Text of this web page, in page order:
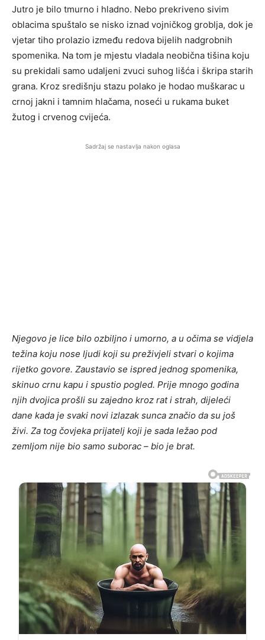
Jutro je bilo tmurno i hladno. Nebo prekriveno sivim
oblacima spuštalo se nisko iznad vojničkog groblja, dok je
vjetar tiho prolazio između redova bijelih nadgrobnih
spomenika. Na tom je mjestu vladala neobična tišina koju
su prekidali samo udaljeni zvuci suhog lišća i škripa starih
grana. Kroz središnju stazu polako je hodao muškarac u
crnoj jakni i tamnim hlačama, noseći u rukama buket
žutog i crvenog cvijeća.
Sadržaj se nastavlja nakon oglasa
Njegovo je lice bilo ozbiljno i umorno, a u očima se vidjela
težina koju nose ljudi koji su preživjeli stvari o kojima
rijetko govore. Zaustavio se ispred jednog spomenika,
skinuo crnu kapu i spustio pogled. Prije mnogo godina
njih dvojica prošli su zajedno kroz rat i strah, dijeleći
dane kada je svaki novi izlazak sunca značio da su još
živi. Za tog čovjeka prijatelj koji je sada ležao pod
zemljom nije bio samo suborac – bio je brat.